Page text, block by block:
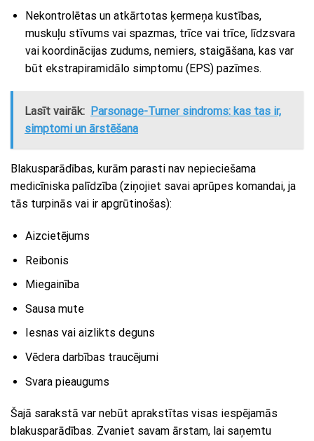
Nekontrolētas un atkārtotas ķermeņa kustības,
muskuļu stīvums vai spazmas, trīce vai trīce, līdzsvara
vai koordinācijas zudums, nemiers, staigāšana, kas var
būt ekstrapiramidālo simptomu (EPS) pazīmes.
Lasīt vairāk: Parsonage-Turner sindroms: kas tas ir,
simptomi un ārstēšana
Blakusparādības, kurām parasti nav nepieciešama
medicīniska palīdzība (ziņojiet savai aprūpes komandai, ja
tās turpinās vai ir apgrūtinošas):
Aizcietējums
Reibonis
Miegainība
Sausa mute
Iesnas vai aizlikts deguns
Vēdera darbības traucējumi
Svara pieaugums
Šajā sarakstā var nebūt aprakstītas visas iespējamās
blakusparādības. Zvaniet savam ārstam, lai saņemtu